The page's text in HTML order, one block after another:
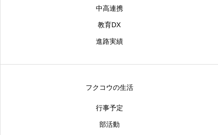
中高連携
教育DX
進路実績
フクコウの生活
行事予定
部活動